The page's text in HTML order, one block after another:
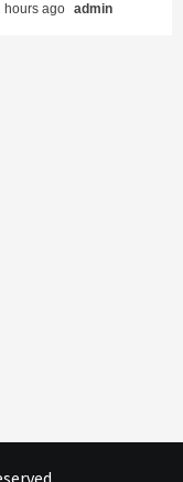
hours ago admin